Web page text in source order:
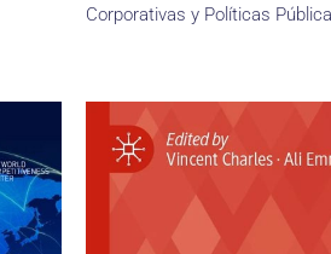
Corporativas y Políticas